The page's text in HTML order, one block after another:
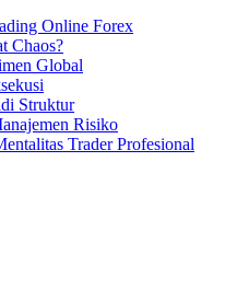
Online Forex
Chaos?
Global
Struktur
Risiko
Trader Profesional